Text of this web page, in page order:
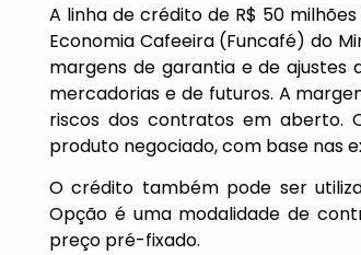
A linha de crédito de R$ 50
Economia Cafeeira (Funcafé) do
margens de garantia e de ajustes
mercadorias e de futuros. A
riscos dos contratos em aberto.
produto negociado, com base nas
O crédito também pode ser
Opção é uma modalidade de
preço pré-fixado.